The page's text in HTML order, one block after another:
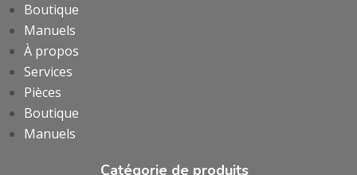
Boutique
Manuels
À propos
Services
Pièces
Boutique
Manuels
Catégorie de produits